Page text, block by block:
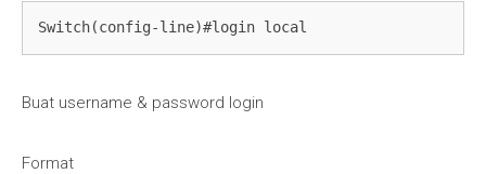
Switch(config-line)#login local
Buat username & password login
Format